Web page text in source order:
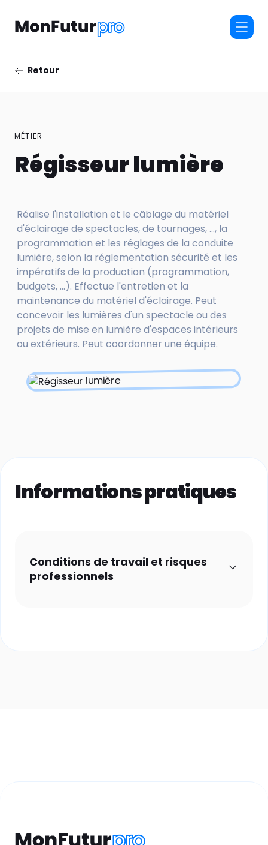
Retour
MÉTIER
Régisseur lumière
Réalise l'installation et le câblage du matériel
d'éclairage de spectacles, de tournages, ..., la
programmation et les réglages de la conduite
lumière, selon la réglementation sécurité et les
impératifs de la production (programmation,
budgets, ...). Effectue l'entretien et la
maintenance du matériel d'éclairage. Peut
concevoir les lumières d'un spectacle ou des
projets de mise en lumière d'espaces intérieurs
ou extérieurs. Peut coordonner une équipe.
Informations pratiques
Conditions de travail et risques
professionnels